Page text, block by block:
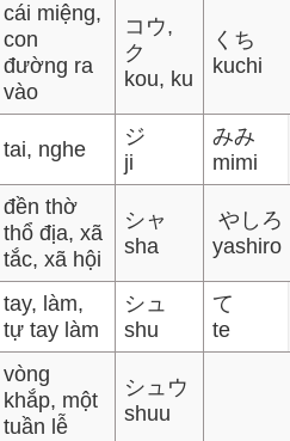
cái miệng,
con
đường ra
vào
コウ,
ク
kou, ku
くち
kuchi
tai, nghe
ジ
ji
みみ
mimi
đền thờ
thổ địa, xã
tắc, xã hội
シャ
sha
やしろ
yashiro
tay, làm,
tự tay làm
シュ
shu
て
te
vòng
khắp, một
tuần lễ
シュウ
shuu